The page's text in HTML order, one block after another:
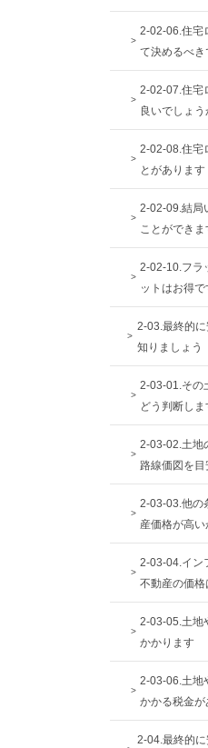
2-02-06.住宅
て決めるべき
2-02-07.住宅
良いでしょう
2-02-08.住宅
とがあります
2-02-09.結局
ことができま
2-02-10.フラ
ットはお得で
2-03.最終的
知りましょう
2-03-01.その
どう判断しま
2-03-02.土地
路線価図を目
2-03-03.他の
産価格が高
2-03-04.イン
不動産の価
2-03-05.土地
かかります
2-03-06.土地
かかる税金が
2-04.最終的